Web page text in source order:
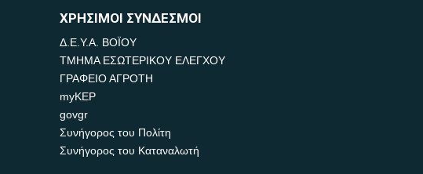
ΧΡΗΣΙΜΟΙ ΣΥΝΔΕΣΜΟΙ
Δ.Ε.Υ.Α. ΒΟΪΟΥ
ΤΜΗΜΑ ΕΣΩΤΕΡΙΚΟΥ ΕΛΕΓΧΟΥ
ΓΡΑΦΕΙΟ ΑΓΡΟΤΗ
myKEP
govgr
Συνήγορος του Πολίτη
Συνήγορος του Καταναλωτή